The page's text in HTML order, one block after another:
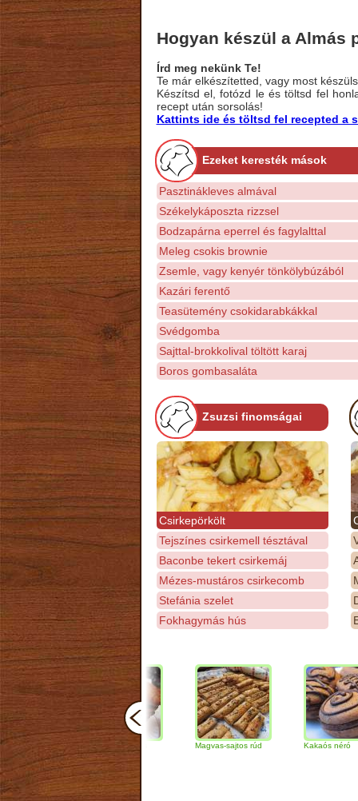
Hogyan készül a Almás
Írd meg nekünk Te!
Te már elkészítetted, vagy most
Készítsd el, fotózd le és töltsd fel
recept után sorsolás!
Kattints ide és töltsd fel recepted a
Ezeket keresték mások
Pasztinákleves almával
Székelykáposzta rizzsel
Bodzapárna eperrel és fagylalttal
Meleg csokis brownie
Zsemle, vagy kenyér tönkölybúzából
Kazári ferentő
Teasütemény csokidarabkákkal
Svédgomba
Sajttal-brokkolival töltött karaj
Boros gombasaláta
Zsuzsi finomságai
Csirkepörkölt
Tejszínes csirkemell tésztával
Baconbe tekert csirkemáj
Mézes-mustáros csirkecomb
Stefánia szelet
Fokhagymás hús
Csokoládés-diós
szendvics
Magvas-sajtos rúd Kakaós néró